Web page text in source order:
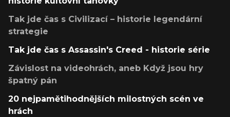
Tak jde čas s Civilizací – historie legendární
strategie
Tak jde čas s Assassin's Creed - historie série
Závislost na videohrách, aneb Když jsou hry
špatný pán
20 nejpamětihodnějších milostných scén ve
hrách